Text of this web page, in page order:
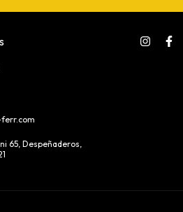
65, Despeñaderos,